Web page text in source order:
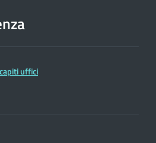
uffici